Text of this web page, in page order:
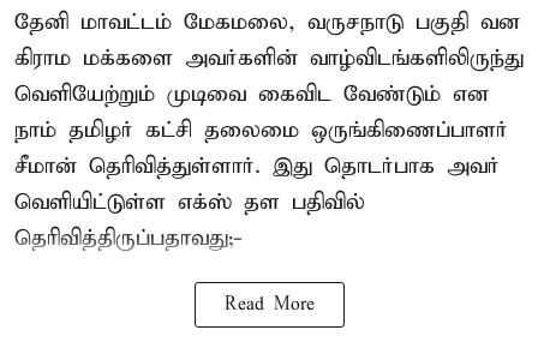
தேனி மாவட்டம் மேகமலை, வருசநாடு பகுதி வன
கிராம மக்களை அவர்களின் வாழ்விடங்களிலிருந்து
வெளியேற்றும் முடிவை கைவிட வேண்டும் என
நாம் தமிழர் கட்சி தலைமை ஒருங்கிணைப்பாளர்
சீமான் தெரிவித்துள்ளார். இது தொடர்பாக அவர்
வெளியிட்டுள்ள எக்ஸ் தள பதிவில்
தெரிவித்திருப்பதாவது;-
Read More